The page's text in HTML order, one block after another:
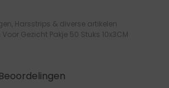
Harsstrips & diverse artikelen
Gezicht Pakje 50 Stuks 10x3CM
Beoordelingen